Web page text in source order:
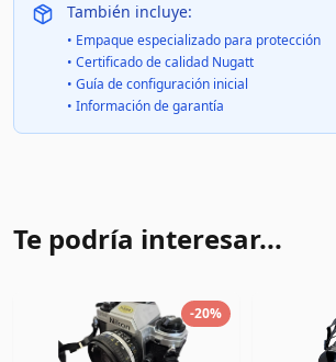
También incluye:
• Empaque especializado para protección
• Certificado de calidad Nugatt
• Guía de configuración inicial
• Información de garantía
Te podría interesar...
-20%